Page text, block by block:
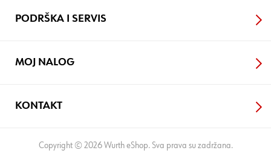
PODRŠKA I SERVIS
MOJ NALOG
KONTAKT
Copyright © 2026 Wurth eShop. Sva prava su zadržana.